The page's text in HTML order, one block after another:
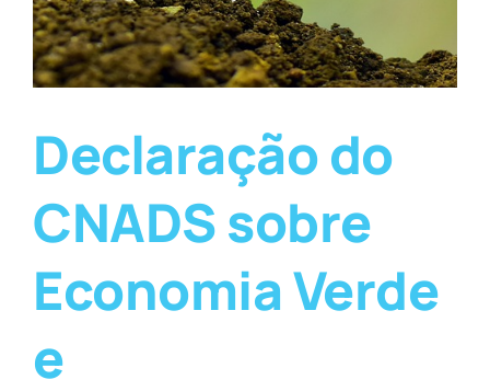
Declaração do
CNADS sobre
Economia Verde
e